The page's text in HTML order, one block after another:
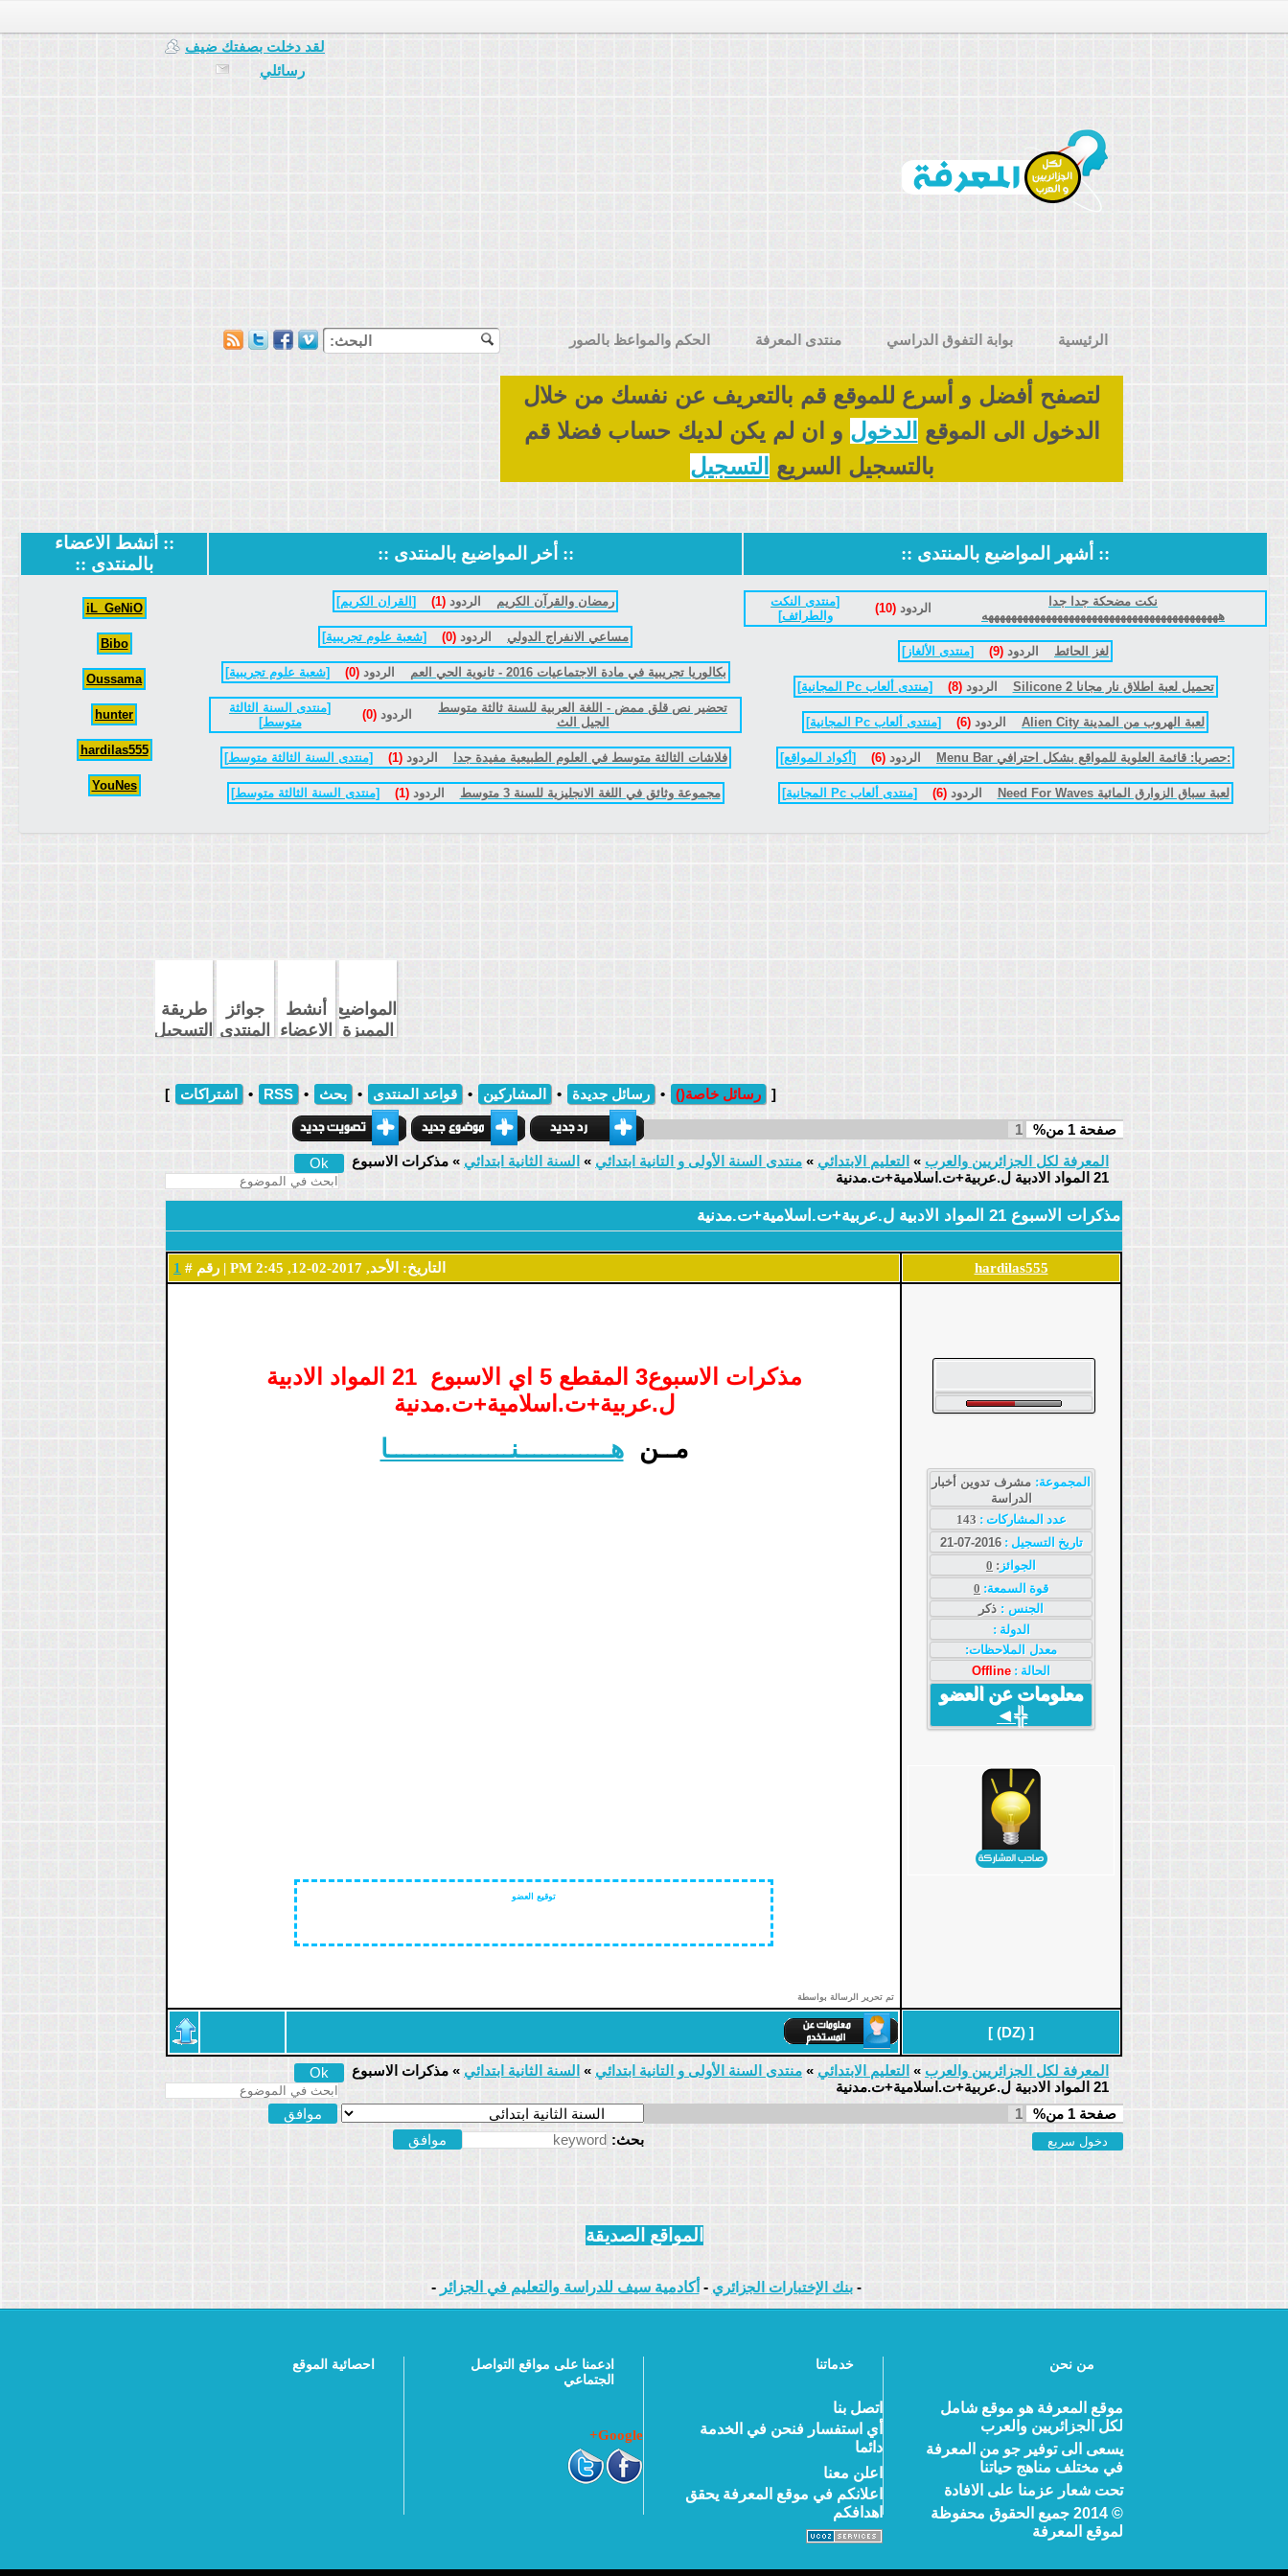
لقد دخلت بصفتك ضيف
رسائلي
الرئيسية بوابة التفوق الدراسي منتدى المعرفة الحكم والمواعظ بالصور
لتصفح أفضل و أسرع للموقع قم بالتعريف عن نفسك من خلال
الدخول الى الموقع الدخول و ان لم يكن لديك حساب فضلا قم
بالتسجيل السريع التسجيل
البحث:
:: أشهر المواضيع بالمنتدى ::
:: أخر المواضيع بالمنتدى ::
:: أنشط الاعضاء
بالمنتدى ::
نكت مضحكة جدا جدا
هههههههههههههههههههههههههههههههههههههههههه
الردود (10)
[منتدى النكت
والطرائف]
لغز الحائط الردود (9)
[منتدى الألغاز]
تحميل لعبة اطلاق نار مجانا Silicone 2 الردود (8)
[منتدى ألعاب Pc المجانية ]
لعبة الهروب من المدينة Alien City الردود (6)
[منتدى ألعاب Pc المجانية ]
:حصريا: قائمة العلوية للمواقع بشكل احترافي Menu Bar الردود (6)
[أكواد المواقع]
لعبة سباق الزوارق المائية Need For Waves الردود (6)
[منتدى ألعاب Pc المجانية ]
رمضان والقرآن الكريم الردود (1)
[ القران الكريم]
مساعي الانفراج الدولي الردود (0)
[شعبة علوم تجريبية]
بكالوريا تجريبية في مادة الاجتماعيات 2016 - ثانوية الحي العم الردود (0)
[شعبة علوم تجريبية]
تحضير نص قلق ممض - اللغة العربية للسنة ثالثة متوسط
الجيل الث
الردود (0)
[منتدى السنة الثالثة
متوسط]
فلاشات الثالثة متوسط في العلوم الطبيعية مفيدة جدا الردود (1)
[منتدى السنة الثالثة متوسط]
مجموعة وثائق في اللغة الانجليزية للسنة 3 متوسط الردود (1)
[منتدى السنة الثالثة متوسط]
iL_GeNiO
Bibo
Oussama
hunter
hardilas555
YouNes
طريقة
التسجيل
جوائز
المنتدى
أنشط
الاعضاء
المواضيع
المميزة
[ رسائل خاصة()
• رسائل جديدة • المشاركين • قواعد المنتدى • بحث •
RSS
• اشتراكات ]
صفحة 1 من% 1
المعرفة لكل الجزائريين والعرب » التعليم الابتدائي » منتدى السنة الأولى و التانية ابتدائي » السنة الثانية ابتدائي » مذكرات الاسبوع
21 المواد الادبية ل.عربية+ت.اسلامية+ت.مدنية
مذكرات الاسبوع 21 المواد الادبية ل.عربية+ت.اسلامية+ت.مدنية
hardilas555 التاريخ: الأحد, 2017-02-12, 2:45 PM | رقم # 1
المجموعة: مشرف تدوين أخبار
الدراسة
عدد المشاركات : 143
تاريخ التسجيل : 2016-07-21
الجوائز:
0
قوة السمعة: 0
الجنس : ذكر
الدولة :
معدل الملاحظات:
الحالة : Offline
معلومات عن العضو
╬◄
مذكرات الاسبوع3 المقطع 5 اي الاسبوع 21 المواد الادبية
ل.عربية+ت.اسلامية+ت.مدنية
مــنهــــــــــــنــــــــــــــــا
توقيع العضو
تم تحرير الرسالة بواسطة
[
(
DZ
)
]
المعرفة لكل الجزائريين والعرب » التعليم الابتدائي » منتدى السنة الأولى و التانية ابتدائي » السنة الثانية ابتدائي » مذكرات الاسبوع
21 المواد الادبية ل.عربية+ت.اسلامية+ت.مدنية
صفحة 1 من%
1
بحث:
المواقع الصديقة
-بنك الإختبارات الجزائري - أكادمية سيف للدراسة والتعليم في الجزائر -
احصائية الموقع
ادعمنا على مواقع التواصل
الجتماعي
Google+
خدماتنا
اتصل بنا
أي استفسار فنحن في الخدمة
دائما
اعلن معنا
اعلانكم في موقع المعرفة يحقق
اهدافكم
من نحن
موقع المعرفة هو موقع شامل
لكل الجزائريين والعرب
يسعى الى توفير جو من المعرفة
في مختلف مناهج حياتنا
تحت شعار عزمنا على الافادة
© 2014 جميع الحقوق محفوظة
لموقع المعرفة